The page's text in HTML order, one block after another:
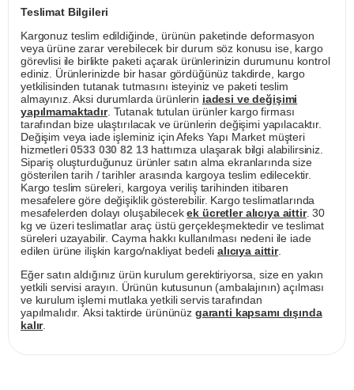
Teslimat Bilgileri
Kargonuz teslim edildiğinde, ürünün paketinde deformasyon
veya ürüne zarar verebilecek bir durum söz konusu ise, kargo
görevlisi ile birlikte paketi açarak ürünlerinizin durumunu kontrol
ediniz. Ürünlerinizde bir hasar gördüğünüz takdirde, kargo
yetkilisinden tutanak tutmasını isteyiniz ve paketi teslim
almayınız. Aksi durumlarda ürünlerin iadesi ve değişimi
yapılmamaktadır. Tutanak tutulan ürünler kargo firması
tarafından bize ulaştırılacak ve ürünlerin değişimi yapılacaktır.
Değişim veya iade işleminiz için Afeks Yapı Market müşteri
hizmetleri0533 030 82 13hattımıza ulaşarak bilgi alabilirsiniz.
Sipariş oluşturduğunuz ürünler satın alma ekranlarında size
gösterilen tarih / tarihler arasında kargoya teslim edilecektir.
Kargo teslim süreleri, kargoya veriliş tarihinden itibaren
mesafelere göre değişiklik gösterebilir. Kargo teslimatlarında
mesafelerden dolayı oluşabilecekek ücretler alıcıya aittir. 30
kg ve üzeri teslimatlar araç üstü gerçekleşmektedir ve teslimat
süreleri uzayabilir. Cayma hakkı kullanılması nedeni ile iade
edilen ürüne ilişkin kargo/nakliyat bedeli alıcıya aittir.
Eğer satın aldığınız ürün kurulum gerektiriyorsa, size en yakın
yetkili servisi arayın. Ürünün kutusunun (ambalajının) açılması
ve kurulum işlemi mutlaka yetkili servis tarafından
yapılmalıdır. Aksi taktirde ürününüz garanti kapsamı dışında
kalır.